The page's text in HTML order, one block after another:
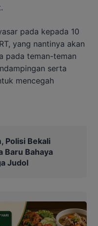
pada kepada 10
yang nantinya akan
pada teman-teman
serta
mencegah
Polisi Bekali
Baru Bahaya
Judol